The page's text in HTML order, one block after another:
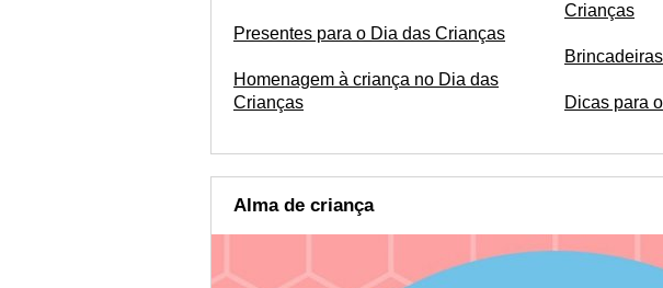
Presentes para o Dia das Crianças
Homenagem à criança no Dia das
Crianças
Crianças
Dicas para
Alma de criança